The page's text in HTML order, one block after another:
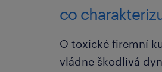
co
O toxické firemní
vládne škodlivá